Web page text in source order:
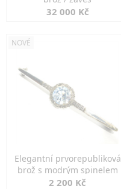
32 000 Kč
NOVÉ
Elegantní prvorepubliková
brož s modrým spinelem
2 200 Kč